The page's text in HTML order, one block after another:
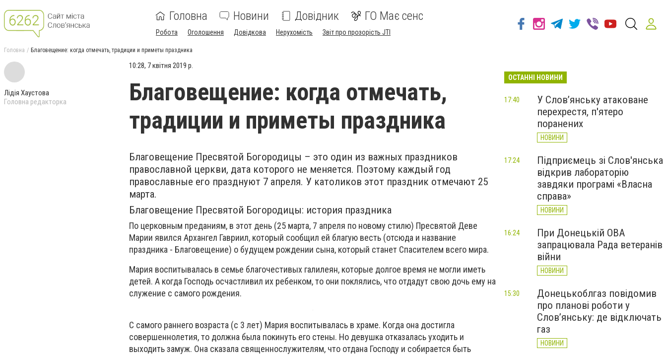
Головна Новини Довідник ГО Має сенс
Робота Оголошення Довідкова Нерухомість Звіт про прозорість JTI
Головна Благовещение: когда отмечать, традиции и приметы праздника
Лідія Хаустова
Головна редакторка
10:28, 7 квітня 2019 р.
Благовещение: когда отмечать,
традиции и приметы праздника
Благовещение Пресвятой Богородицы – это один из важных праздников
православной церкви, дата которого не меняется. Поэтому каждый год
православные его празднуют 7 апреля. У католиков этот праздник отмечают 25
марта.
Благовещение Пресвятой Богородицы: история праздника
По церковным преданиям, в этот день (25 марта, 7 апреля по новому стилю) Пресвятой Деве
Марии явился Архангел Гавриил, который сообщил ей благую весть (отсюда и название
праздника - Благовещение) о будущем рождении сына, который станет Спасителем всего мира.
Мария воспитывалась в семье благочестивых галилеян, которые долгое время не могли иметь
детей. А когда Господь осчастливил их ребенком, то они поклялись, что отдадут свою дочь ему на
служение с самого рождения.
С самого раннего возраста (с 3 лет) Мария воспитывалась в храме. Когда она достигла
совершеннолетия, то должна была покинуть его стены. Но девушка отказалась уходить и
выходить замуж. Она сказала священнослужителям, что отдана Господу и собирается быть
ОСТАННІ НОВИНИ
У Слов’янську атаковане
перехрестя, п'ятеро
поранених
НОВИНИ
17:40
Підприємець зі Слов'янська
відкрив лабораторію
завдяки програмі «Власна
справа»
НОВИНИ
17:24
При Донецькій ОВА
запрацювала Рада ветеранів
війни
НОВИНИ
16:24
Донецькоблгаз повідомив
про планові роботи у
Слов’янську: де відключать
газ
НОВИНИ
15:30